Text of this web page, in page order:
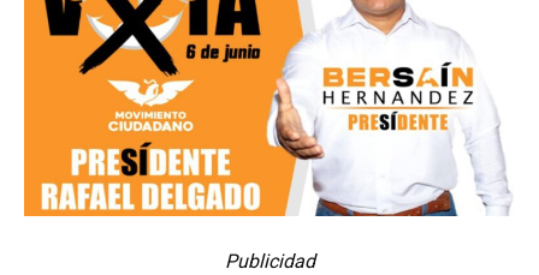
Publicidad